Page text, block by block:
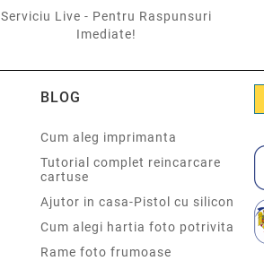
Serviciu Live - Pentru Raspunsuri
Imediate!
BLOG
Cum aleg imprimanta
Tutorial complet reincarcare
cartuse
Ajutor in casa-Pistol cu silicon
Cum alegi hartia foto potrivita
Rame foto frumoase